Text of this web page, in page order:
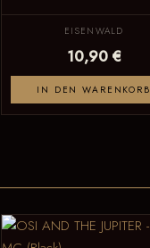
EISENWALD
10,90 €
IN DEN WARENKORB